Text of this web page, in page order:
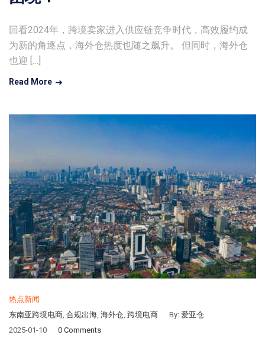
回看2024年，跨境卖家进入供应链竞争时代，高效履约成
为新的角逐点，海外仓热度也随之飙升。 但同时，海外仓
也迎 […]
Read More
热点新闻
东南亚跨境电商 合规出海 海外仓 跨境电商 By: 爱亚仓
2025-01-10
0 Comments